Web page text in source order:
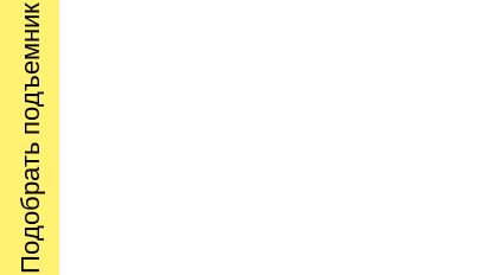
Подобрать подъемник